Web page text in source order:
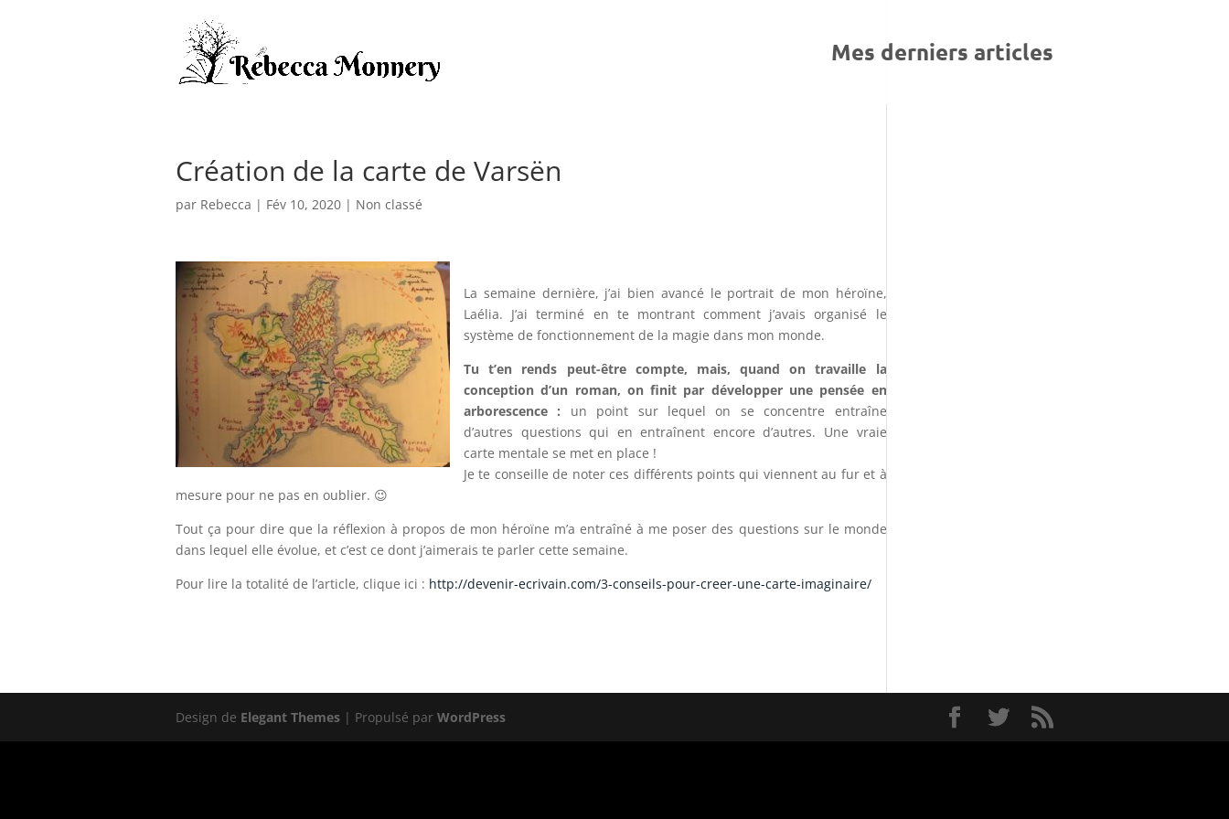
Mes derniers articles
Création de la carte de Varsën
par Rebecca | Fév 10, 2020 | Non classé
La semaine dernière, j’ai bien avancé le portrait de mon héroïne,
Laélia. J’ai terminé en te montrant comment j’avais organisé le
système de fonctionnement de la magie dans mon monde.
Tu t’en rends peut-être compte, mais, quand on travaille la
conception d’un roman, on finit par développer une pensée en
arborescence : un point sur lequel on se concentre entraîne
d’autres questions qui en entraînent encore d’autres. Une vraie
carte mentale se met en place !
Je te conseille de noter ces différents points qui viennent au fur et à
mesure pour ne pas en oublier. 😉
Tout ça pour dire que la réflexion à propos de mon héroïne m’a entraîné à me poser des questions sur le monde
dans lequel elle évolue, et c’est ce dont j’aimerais te parler cette semaine.
Pour lire la totalité de l’article, clique ici : http://devenir-ecrivain.com/3-conseils-pour-creer-une-carte-imaginaire/
Design de Elegant Themes | Propulsé par WordPress